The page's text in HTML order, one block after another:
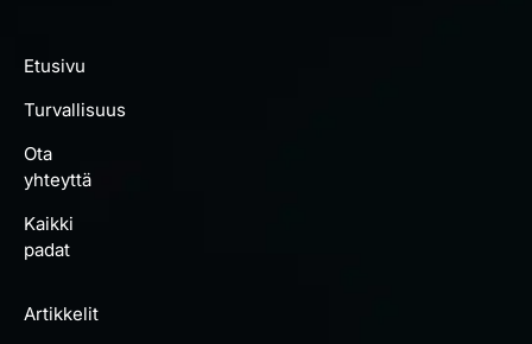
Etusivu
Turvallisuus
Ota
yhteyttä
Kaikki
padat
Artikkelit